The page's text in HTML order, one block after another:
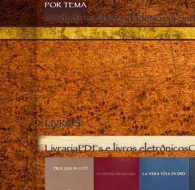
POR TEMA
Unidade na diversidadeNossa
LIVROS
LivrariaPDFs e livros eletrônicos